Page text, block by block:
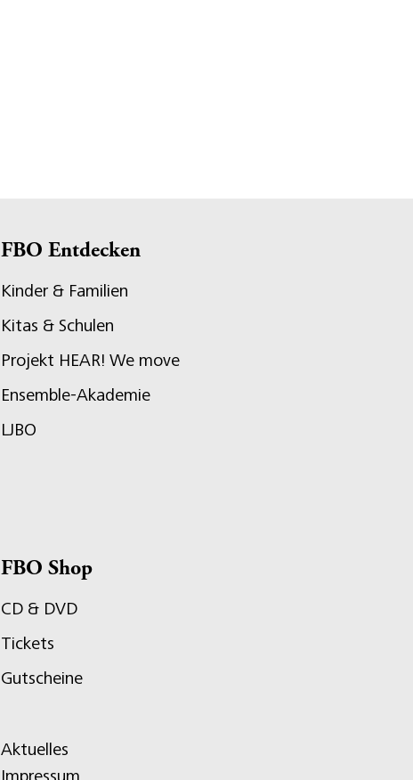
FBO Entdecken
Kinder & Familien
Kitas & Schulen
Projekt HEAR! We move
Ensemble-Akademie
LJBO
FBO Shop
CD & DVD
Tickets
Gutscheine
Aktuelles